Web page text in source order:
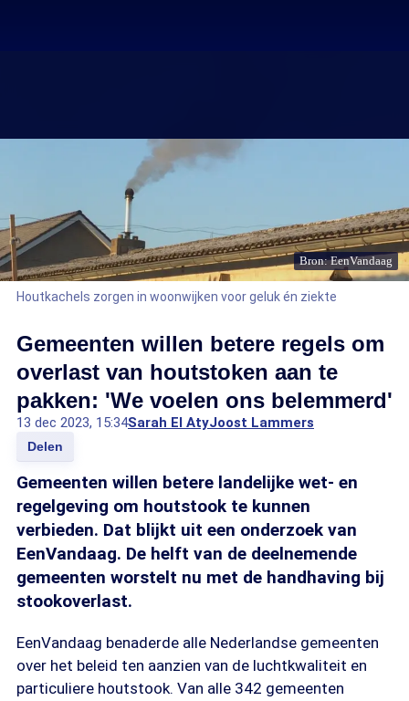
Bron: EenVandaag
Houtkachels zorgen in woonwijken voor geluk én ziekte
Gemeenten willen betere regels om
overlast van houtstoken aan te
pakken: 'We voelen ons belemmerd'
13 dec 2023, 15:34Sarah El AtyJoost Lammers
Delen
Gemeenten willen betere landelijke wet- en
regelgeving om houtstook te kunnen
verbieden. Dat blijkt uit een onderzoek van
EenVandaag. De helft van de deelnemende
gemeenten worstelt nu met de handhaving bij
stookoverlast.
EenVandaag benaderde alle Nederlandse gemeenten
over het beleid ten aanzien van de luchtkwaliteit en
particuliere houtstook. Van alle 342 gemeenten